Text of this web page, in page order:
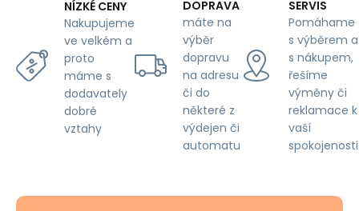
NÍZKÉ CENY
Nakupujeme
ve velkém a
proto
máme s
dodavately
dobré
vztahy
DOPRAVA
máte na
výběr
dopravu
na adresu
či do
některé z
výdejen či
automatu
SERVIS
Pomáhame
s výběrem a
s nákupem,
řešíme
výměny či
reklamace k
vaší
spokojenosti